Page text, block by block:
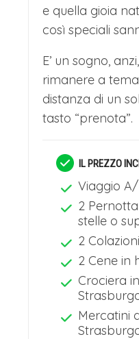
essa stessa
Natale che
tradizionali e
CENA E
HOTEL
Nel tardo
per cena e
Mercatini di
La Bestia: Giorno 4
RIPARTENZA
La mattina
colazione,
e quella gioia
così speciali
E’ un sogno,
rimanere a
distanza di un
tasto “prenota”.
IL PREZZO
Viaggio
2
stelle o
2
2 Cene in
Crociera
Mercatini